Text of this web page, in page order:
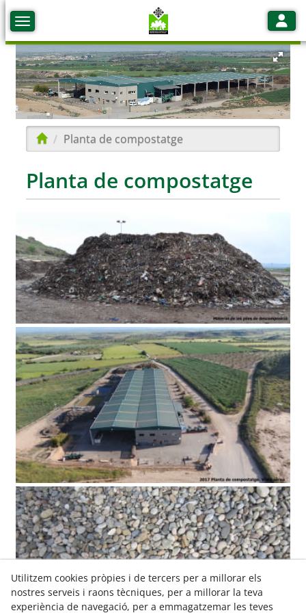
Toggle navigation Toggle
Planta de compostatge
Planta de compostatge
Utilitzem cookies pròpies i de tercers per a millorar els
nostres serveis i raons tècniques, per a millorar la teva
experiència de navegació, per a emmagatzemar les teves